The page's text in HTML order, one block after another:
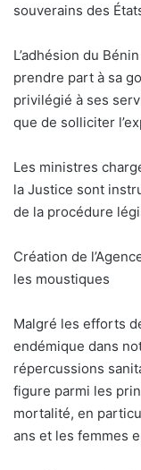
souverains des
L’adhésion du
prendre part à sa
privilégié à ses
que de solliciter
Les ministres
la Justice sont
de la procédure
Création de
les moustiques
Malgré les efforts
endémique dans
répercussions
figure parmi les
mortalité, en
ans et les femmes